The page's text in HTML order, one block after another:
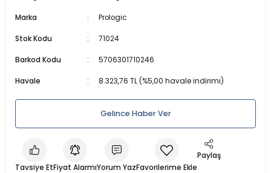
Makineleri
Olta Makineleri
Şnorkeller
Tüplü ve Serbest Dalış Elbiseleri
& Işıldak
Marka Prologic
Stok Kodu 71024
Barkod Kodu 5706301710246
Havale 8.323,76 TL (%5,00 havale indirimi)
Gelince Haber Ver
Tavsiye EtFiyat AlarmıYorum Yaz
Paylaş